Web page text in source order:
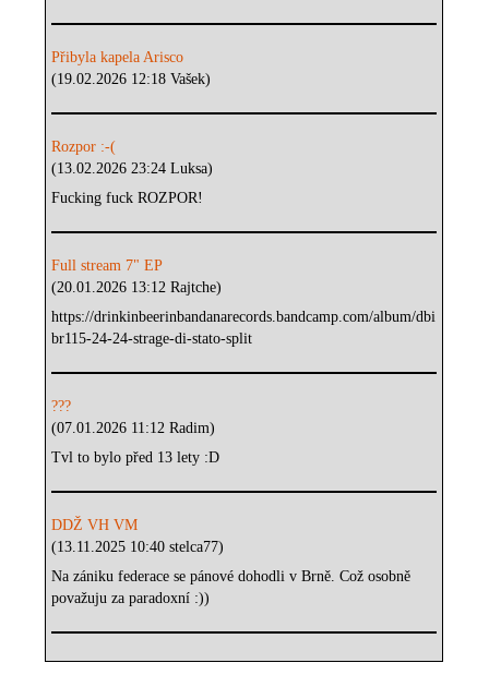
Přibyla kapela Arisco
(19.02.2026 12:18 Vašek)
Rozpor :-(
(13.02.2026 23:24 Luksa)
Fucking fuck ROZPOR!
Full stream 7" EP
(20.01.2026 13:12 Rajtche)
https://drinkinbeerinbandanarecords.bandcamp.com/album/dbi
br115-24-24-strage-di-stato-split
???
(07.01.2026 11:12 Radim)
Tvl to bylo před 13 lety :D
DDŽ VH VM
(13.11.2025 10:40 stelca77)
Na zániku federace se pánové dohodli v Brně. Což osobně
považuju za paradoxní :))